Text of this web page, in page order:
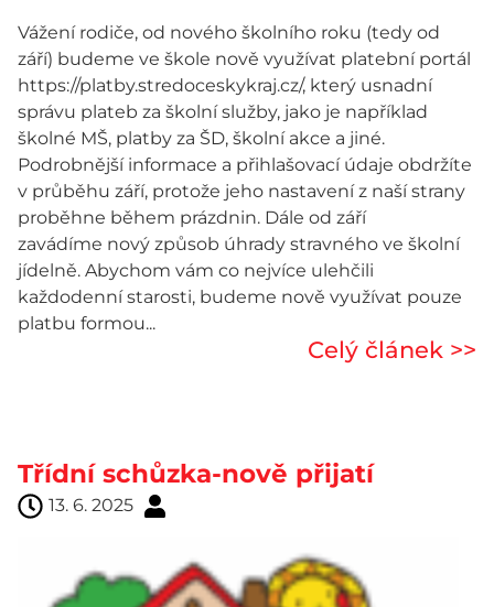
Vážení rodiče, od nového školního roku (tedy od
září) budeme ve škole nově využívat platební portál
https://platby.stredoceskykraj.cz/, který usnadní
správu plateb za školní služby, jako je například
školné MŠ, platby za ŠD, školní akce a jiné.
Podrobnější informace a přihlašovací údaje obdržíte
v průběhu září, protože jeho nastavení z naší strany
proběhne během prázdnin. Dále od září
zavádíme nový způsob úhrady stravného ve školní
jídelně. Abychom vám co nejvíce ulehčili
každodenní starosti, budeme nově využívat pouze
platbu formou...
Celý článek >>
Třídní schůzka-nově přijatí
13. 6. 2025